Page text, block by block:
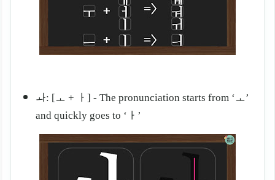
ㅘ: [ㅗ + ㅏ] - The pronunciation starts from ‘ㅗ’
and quickly goes to ‘ ㅏ ’